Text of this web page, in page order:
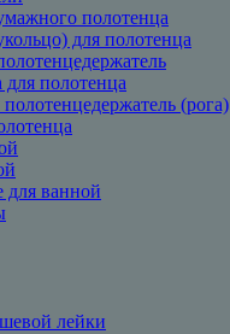
полотенца
для полотенца
полотенца
(рога)
для ванной
лейки